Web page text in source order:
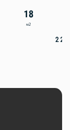
18
м2
2 200